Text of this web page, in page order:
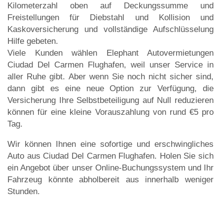
Kilometerzahl oben auf Deckungssumme und
Freistellungen für Diebstahl und Kollision und
Kaskoversicherung und vollständige Aufschlüsselung
Hilfe gebeten.
Viele Kunden wählen Elephant Autovermietungen
Ciudad Del Carmen Flughafen, weil unser Service in
aller Ruhe gibt. Aber wenn Sie noch nicht sicher sind,
dann gibt es eine neue Option zur Verfügung, die
Versicherung Ihre Selbstbeteiligung auf Null reduzieren
können für eine kleine Vorauszahlung von rund €5 pro
Tag.
Wir können Ihnen eine sofortige und erschwingliches
Auto aus Ciudad Del Carmen Flughafen. Holen Sie sich
ein Angebot über unser Online-Buchungssystem und Ihr
Fahrzeug könnte abholbereit aus innerhalb weniger
Stunden.